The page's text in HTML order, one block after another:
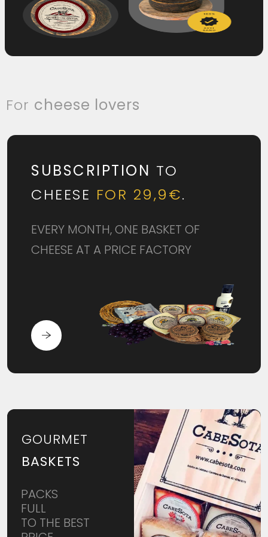
For cheese lovers
SUBSCRIPTION TO
CHEESE FOR 29,9€.
EVERY MONTH, ONE BASKET OF
CHEESE AT A PRICE FACTORY
GOURMET
BASKETS
PACKS
FULL
TO THE BEST